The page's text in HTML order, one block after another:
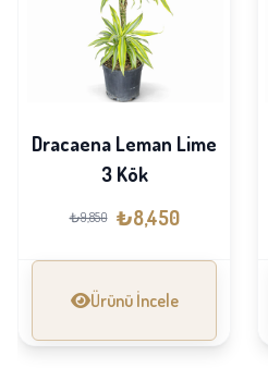
Dracaena Leman Lime
3 Kök
₺9,850 ₺8,450
Ürünü İncele